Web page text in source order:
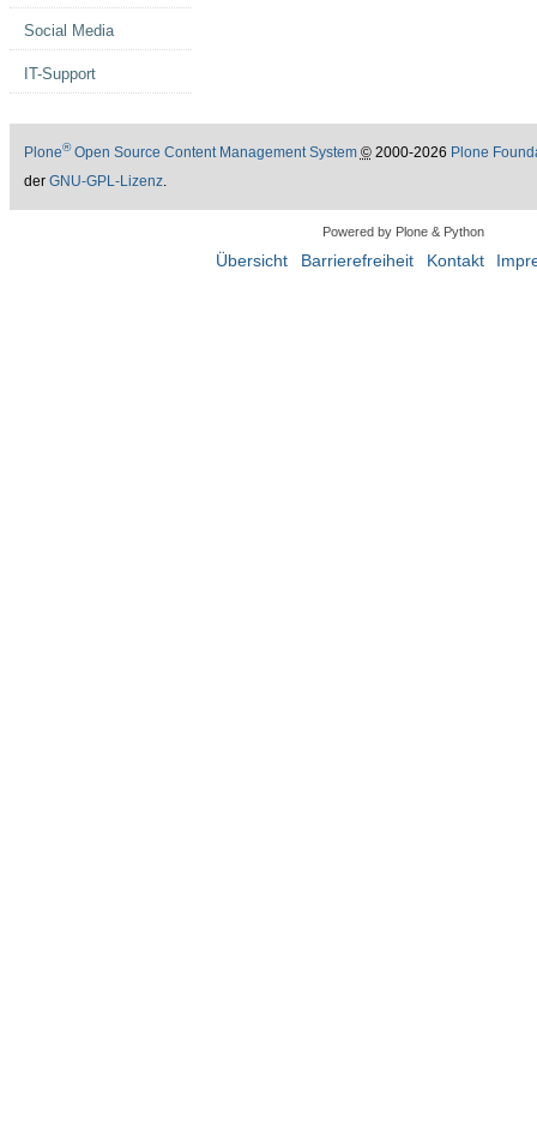
Social Media
IT-Support
Plone®Open Source Content Management System ©2000-2026 Plone
der GNU-GPL-Lizenz.
Powered by Plone & Python
Übersicht Barrierefreiheit Kontakt